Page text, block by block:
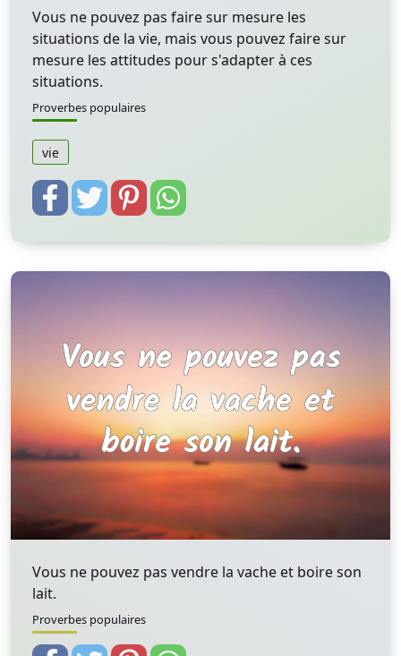
Vous ne pouvez pas faire sur mesure les
situations de la vie, mais vous pouvez faire sur
mesure les attitudes pour s'adapter à ces
situations.
Proverbes populaires
vie
Vous ne pouvez pas vendre la vache et boire son
lait.
Proverbes populaires